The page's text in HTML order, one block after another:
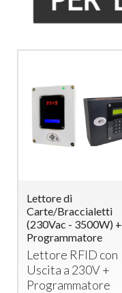
Lettore di
Carte/Braccialetti
(230Vac - 3500W) +
Programmatore
Lettore RFID con
Uscita a 230V +
Programmatore